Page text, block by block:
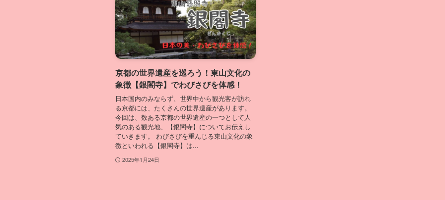
京都の世界遺産を巡ろう！東山文化の
象徴【銀閣寺】でわびさびを体感！
日本国内のみならず、世界中から観光客が訪れ
る京都には、たくさんの世界遺産があります。
今回は、数ある京都の世界遺産の一つとして人
気のある観光地、【銀閣寺】についてお伝えし
ていきます。 わびさびを重んじる東山文化の象
徴といわれる【銀閣寺】は...
2025年1月24日